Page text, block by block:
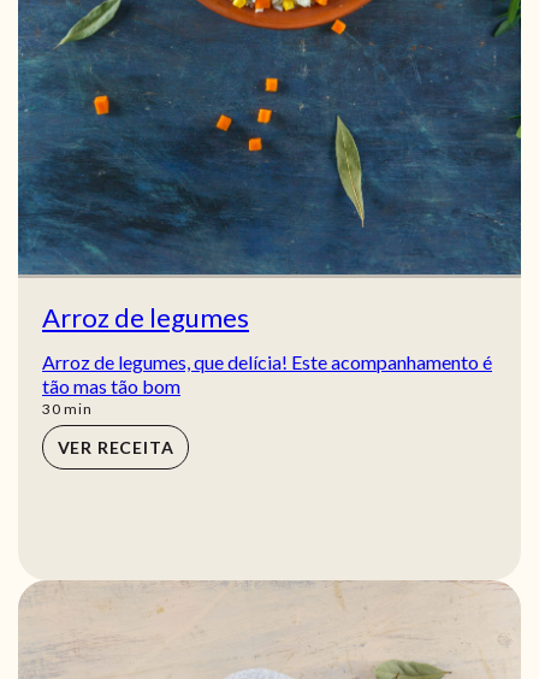
Arroz de legumes
Arroz de legumes, que delícia! Este acompanhamento é
tão mas tão bom
30min
min
VER RECEITA